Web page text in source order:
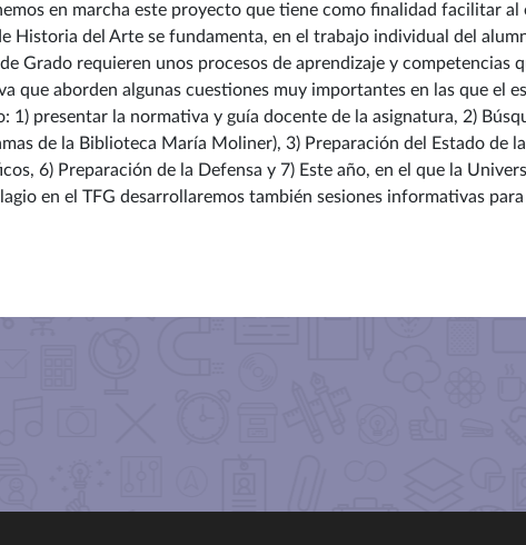
en marcha este proyecto que tiene como finalidad facilitar
Historia del Arte se fundamenta, en el trabajo individual del
Grado requieren unos procesos de aprendizaje y competencias
que aborden algunas cuestiones muy importantes en las que el
1) presentar la normativa y guía docente de la asignatura, 2)
de la Biblioteca María Moliner), 3) Preparación del Estado de
6) Preparación de la Defensa y 7) Este año, en el que la
en el TFG desarrollaremos también sesiones informativas